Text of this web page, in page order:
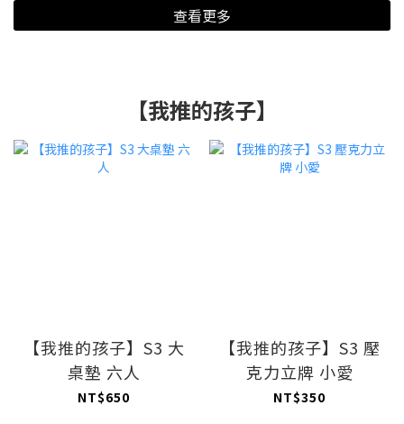
查看更多
【我推的孩子】
【我推的孩子】S3 大
桌墊 六人
NT$650
【我推的孩子】S3 壓
克力立牌 小愛
NT$350